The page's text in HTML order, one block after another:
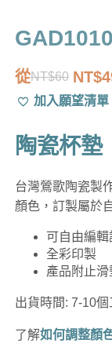
從NT$60
原
始
價
格：
NT$
目
前
價
格：
加入願望清單
陶瓷杯墊
台灣鶯歌陶瓷製
顏色，訂製屬於
可自由編
全彩印製
產品附止
出貨時間: 7-10個
了解如何調整顏